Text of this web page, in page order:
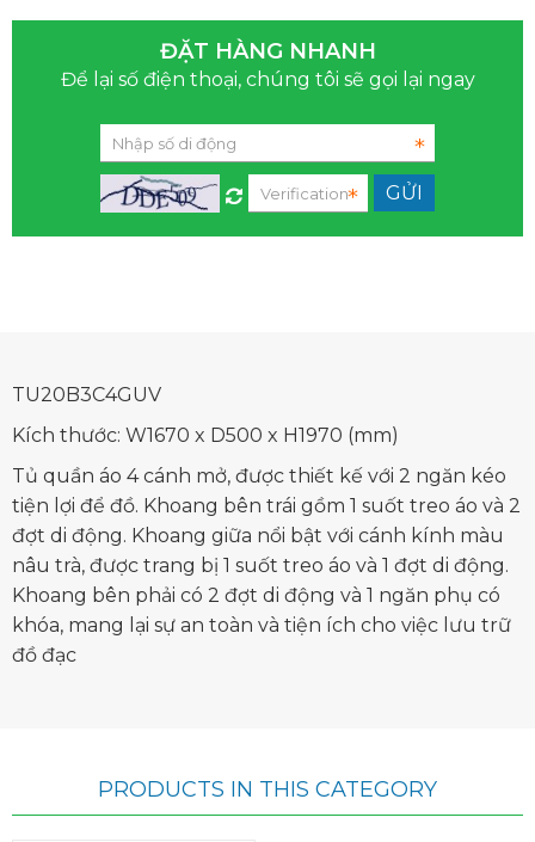
ĐẶT HÀNG NHANH
Để lại số điện thoại, chúng tôi sẽ gọi lại ngay
TU20B3C4GUV
Kích thước: W1670 x D500 x H1970 (mm)
Tủ quần áo 4 cánh mở, được thiết kế với 2 ngăn kéo
tiện lợi để đồ. Khoang bên trái gồm 1 suốt treo áo và 2
đợt di động. Khoang giữa nổi bật với cánh kính màu
nâu trà, được trang bị 1 suốt treo áo và 1 đợt di động.
Khoang bên phải có 2 đợt di động và 1 ngăn phụ có
khóa, mang lại sự an toàn và tiện ích cho việc lưu trữ
đồ đạc
PRODUCTS IN THIS CATEGORY